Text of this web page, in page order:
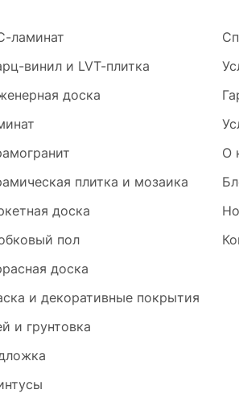
ламинат
винил и LVT-плитка
доска
плитка и мозаика
доска
пол
доска
и декоративные покрытия
и грунтовка
О